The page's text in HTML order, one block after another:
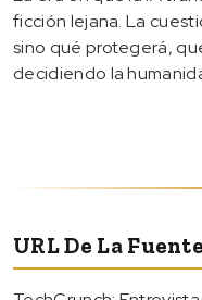
ficción lejana. La
sino qué protegerá,
decidiendo la
URL De La Fuente